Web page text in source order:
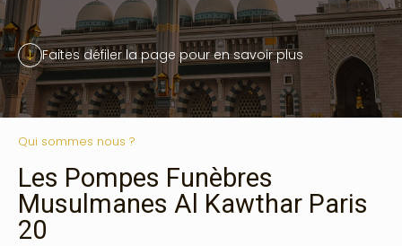
Faites défiler la page pour en savoir plus
Qui sommes nous ?
Les Pompes Funèbres
Musulmanes Al Kawthar Paris
20